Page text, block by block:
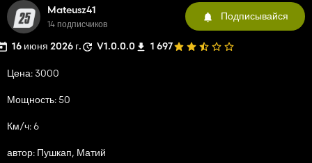
Mateusz41
14 подписчиков
Подписывайся
16 июня 2026 г. V1.0.0.0 1 697
Цена: 3000
Мощность: 50
Км/ч: 6
автор: Пушкап, Матий